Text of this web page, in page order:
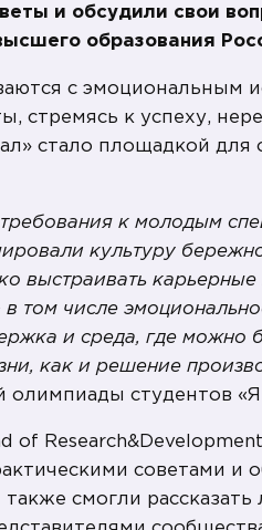
и обсудили свои
образования
с эмоциональным
стремясь к успеху,
стало площадкой для
к молодым
культуру
выстраивать
в том числе
и среда, где можно
как и решение
олимпиады студентов
of
советами и
смогли рассказать